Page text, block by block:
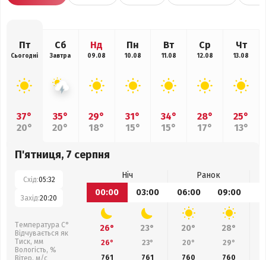
Пт
Сьогодні
37°
20°
Сб
Завтра
35°
20°
Нд
09.08
29°
18°
Пн
10.08
31°
15°
Вт
11.08
34°
15°
Ср
12.08
28°
17°
Чт
13.08
25°
13°
П'ятниця, 7 серпня
Схід:05:32
Захід:20:20
Температура С°
Відчувається як
Тиск, мм
Вологість, %
Вітер, м/с
Ніч
Ранок
00:00
03:00 06:00 09:00
26° 23° 20° 28°
26° 23° 20° 29°
761
761 760 760